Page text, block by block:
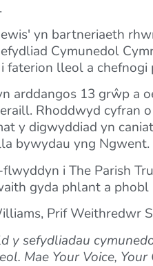
yn bartneriaeth
Cymunedol
faterion lleol a
arddangos 13 grŵp a
Rhoddwyd cyfran
y digwyddiad yn
bywydau yng Ngwent.
i The Parish
gyda phlant a phobl
Prif Weithredwr
y sefydliadau
Mae Your Voice,